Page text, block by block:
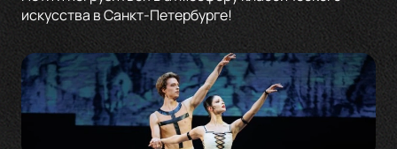
искусства в Санкт-Петербурге!